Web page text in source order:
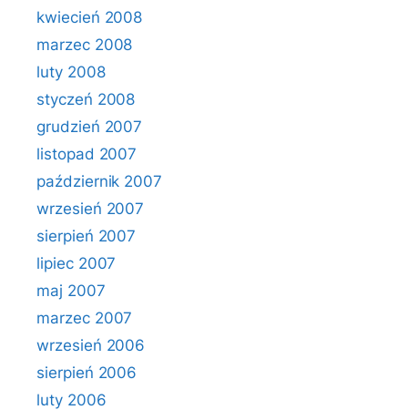
kwiecień 2008
marzec 2008
luty 2008
styczeń 2008
grudzień 2007
listopad 2007
październik 2007
wrzesień 2007
sierpień 2007
lipiec 2007
maj 2007
marzec 2007
wrzesień 2006
sierpień 2006
luty 2006